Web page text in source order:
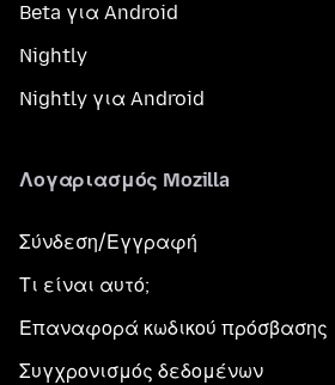
Beta για Android
Nightly
Nightly για Android
Λογαριασμός Mozilla
Σύνδεση/Εγγραφή
Τι είναι αυτό;
Επαναφορά κωδικού πρόσβασης
Συγχρονισμός δεδομένων